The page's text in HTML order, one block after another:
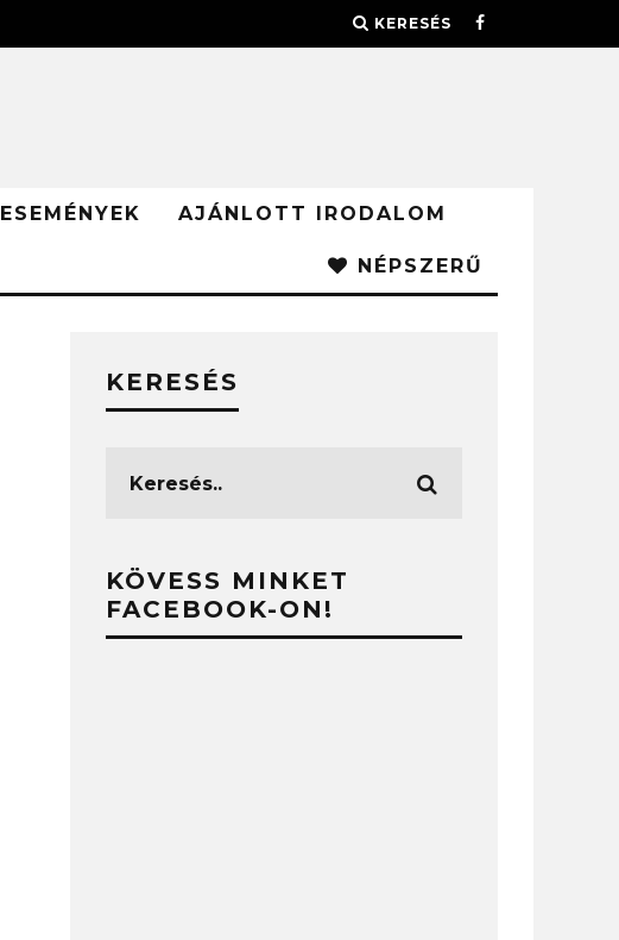
KERESÉS
ESEMÉNYEK AJÁNLOTT IRODALOM
NÉPSZERŰ
KERESÉS
KÖVESS MINKET
FACEBOOK-ON!